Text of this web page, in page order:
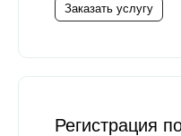
Заказать услугу
Регистрация